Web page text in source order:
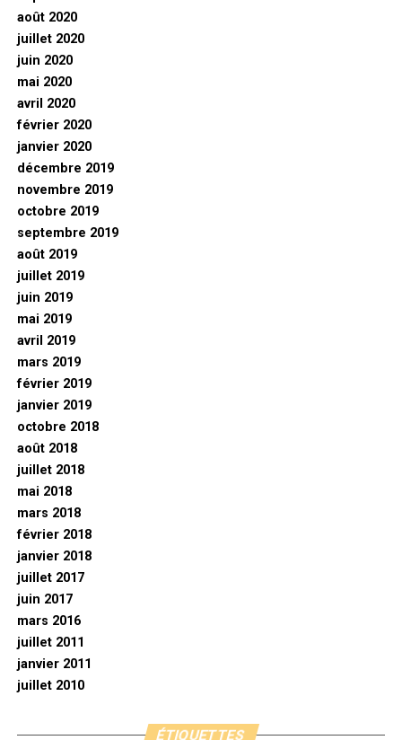
août 2020
juillet 2020
juin 2020
mai 2020
avril 2020
février 2020
janvier 2020
décembre 2019
novembre 2019
octobre 2019
septembre 2019
août 2019
juillet 2019
juin 2019
mai 2019
avril 2019
mars 2019
février 2019
janvier 2019
octobre 2018
août 2018
juillet 2018
mai 2018
mars 2018
février 2018
janvier 2018
juillet 2017
juin 2017
mars 2016
juillet 2011
janvier 2011
juillet 2010
ÉTIQUETTES